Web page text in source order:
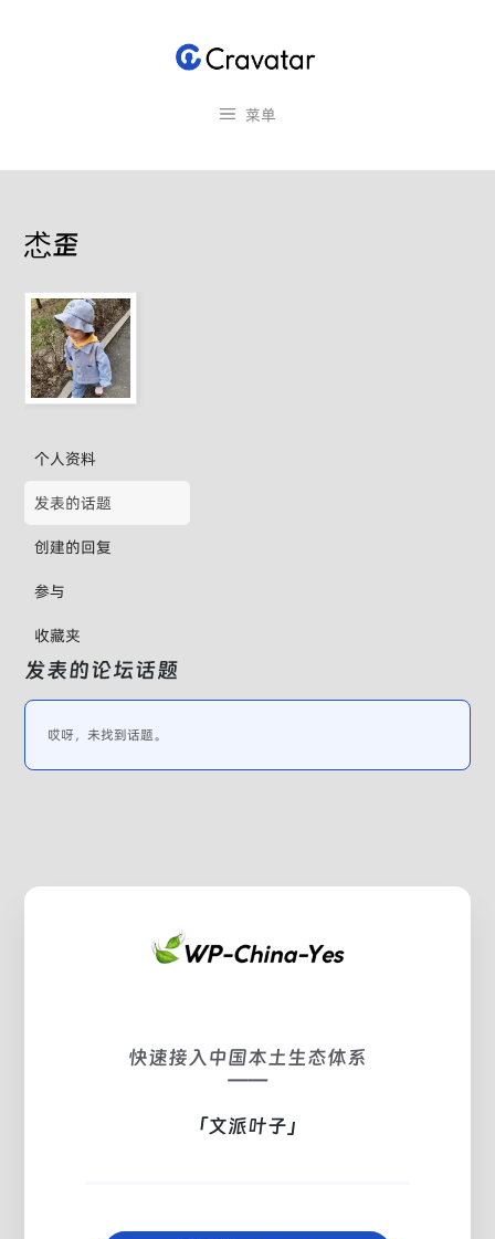
菜单
怸歪
个人资料
发表的话题
创建的回复
参与
收藏夹
发表的论坛话题
哎呀，未找到话题。
快速接入中国本土生态体系
——
「文派叶子」